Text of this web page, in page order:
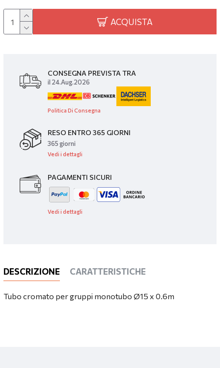
ACQUISTA
CONSEGNA PREVISTA TRA
il 24.Aug.2026
Politica Di Consegna
RESO ENTRO 365 GIORNI
365 giorni
Vedi i dettagli
PAGAMENTI SICURI
Vedi i dettagli
DESCRIZIONE CARATTERISTICHE
Tubo cromato per gruppi monotubo Ø15 x 0.6m